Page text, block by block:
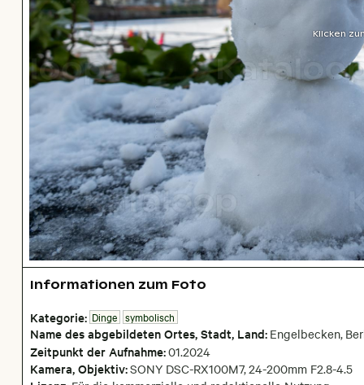
Klicken
Informationen zum Foto
Kategorie: Dinge symbolisch
Name des abgebildeten Ortes,Stadt, Land: Engelbecken,
Zeitpunkt der Aufnahme:01.2024
Kamera, Objektiv:SONY DSC-RX100M7,24-200mm F2.8-4.5